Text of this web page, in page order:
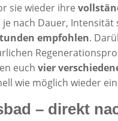
sie wieder ihre
je nach Dauer,
empfohlen.
euchvier
wie möglich wieder
– direkt